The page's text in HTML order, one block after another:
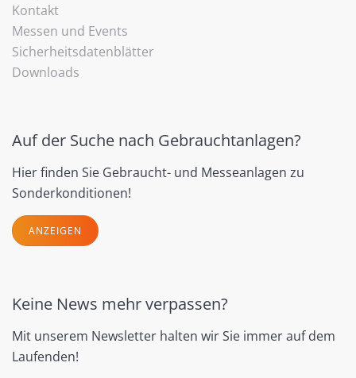
Kontakt
Messen und Events
Sicherheitsdatenblätter
Downloads
Auf der Suche nach Gebrauchtanlagen?
Hier finden Sie Gebraucht- und Messeanlagen zu
Sonderkonditionen!
ANZEIGEN
Keine News mehr verpassen?
Mit unserem Newsletter halten wir Sie immer auf dem
Laufenden!